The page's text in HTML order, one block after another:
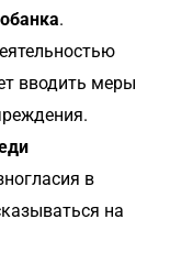
.
вводить меры
в
на